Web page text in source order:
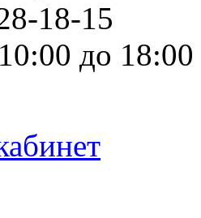
18-15
до 18:00